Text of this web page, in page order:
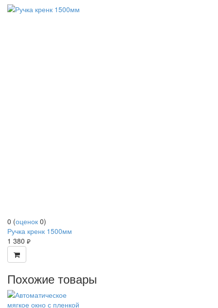
0 (оценок 0)
Ручка кренк 1500мм
1 380 руб.
Похожие товары